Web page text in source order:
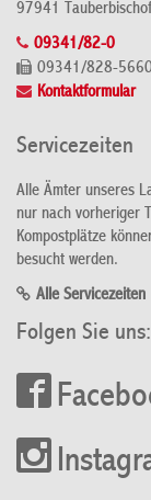
97941
09341/82-0
09341/828-
Kontaktformular
Servicezeiten
Alle Ämter unseres
nur nach vorheriger
Kompostplätze
besucht werden.
Alle Servicezeiten
Folgen Sie uns: